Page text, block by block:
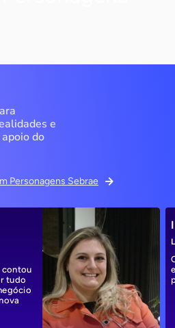
e
do
Personagens Sebrae
contou
tudo